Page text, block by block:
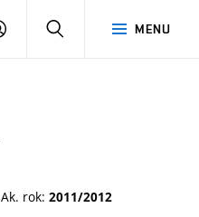
MENU
PŘIHLÁSIT
Ak. rok: 2011/2012